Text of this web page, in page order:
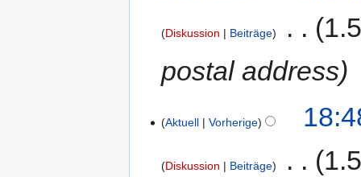
Diskussion Beiträge
postal address
Aktuell Vorherige
Diskussion Beiträge